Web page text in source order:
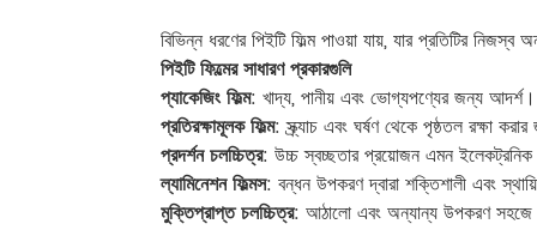
বিভিন্ন ধরণের পিইটি ফিল্ম পাওয়া যায়, যার প্রতিটির
পিইটি ফিল্মের সাধারণ প্রকারগুলি
প্যাকেজিং ফিল্ম: খাদ্য, পানীয় এবং ভোগ্যপণ্যের জন্য আদর্শ।
প্রতিরক্ষামূলক ফিল্ম: স্ক্র্যাচ এবং ঘর্ষণ থেকে পৃষ্ঠতল রক্ষা
প্রদর্শন চলচ্চিত্র: উচ্চ স্বচ্ছতার প্রয়োজন এমন ইলেকট্রনিক
ল্যামিনেশন ফিল্মস: বন্ধন উপকরণ দ্বারা শক্তিশালী এবং
মুক্তিপ্রাপ্ত চলচ্চিত্র: আঠালো এবং অন্যান্য উপকরণ সহজে